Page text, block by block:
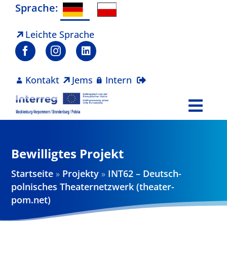
Zum
springen
Sprache:
Leichte Sprache
Kontakt Jems Intern
Projekte
Aktuelles
Bewilligtes Projekt
Startseite » Projekty » INT62 – Deutsch-
polnisches Theaternetzwerk (theater-
pom.net)